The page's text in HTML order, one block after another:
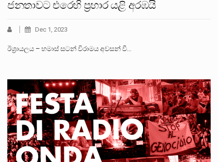
ජනතාවට එරෙහි ප්‍රහාර යළි අරඹයි
Dec 1, 2023
ඊශ්‍රායලය – හමාස් සටන් විරාමය අවසන් වී…